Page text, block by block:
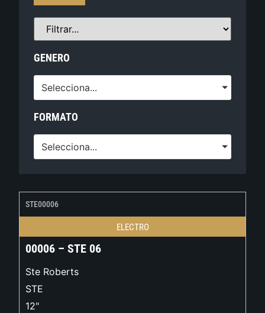
GENERO
Selecciona...
FORMATO
Selecciona...
STE00006
ELECTRO
00006 – STE 06
Ste Roberts
STE
12"